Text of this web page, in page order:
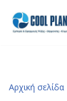
Μεταπηδήστε
Αρχική σελίδα